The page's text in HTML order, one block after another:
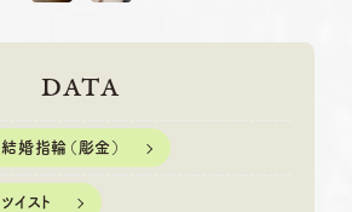
DATA
結婚指輪（彫金）
ツイスト